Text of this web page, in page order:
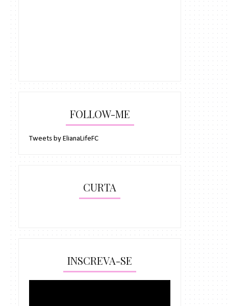
FOLLOW-ME
Tweets by ElianaLifeFC
CURTA
INSCREVA-SE